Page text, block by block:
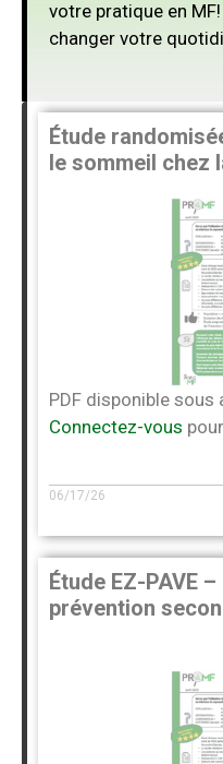
votre pratique en
changer votre
Étude
le sommeil chez
PDF disponible sous
Connectez-vous
06/17/26
Étude EZ-PAVE
prévention